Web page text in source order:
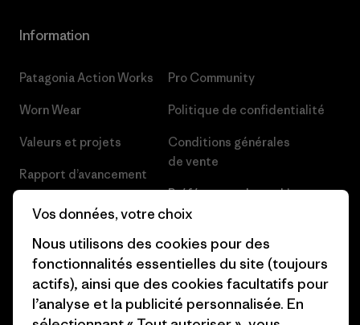
Information
Patagonia Action Works
Worn Wear
Valeurs et projets
Rapport d’avancement
Business Unusual
Objectifs climatiques
1% For The Planet
Comment nous finançons
Pro Community
Politique de confidentialité
Conditions générales
de vente
Préférences de cookie
Presse et media
Industry program
Vos données, votre choix
Nous utilisons des cookies pour des
fonctionnalités essentielles du site (toujours
actifs), ainsi que des cookies facultatifs pour
l’analyse et la publicité personnalisée. En